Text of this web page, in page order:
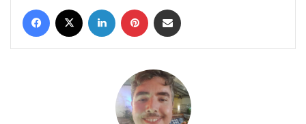
Facebook Linkedin Pinterest